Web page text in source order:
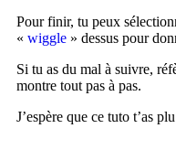
Pour finir, tu peux
« wiggle » dessus pour
Si tu as du mal à suivre,
montre tout pas à pas.
J’espère que ce tuto t’as